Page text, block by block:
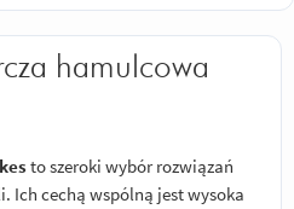
hamulcowa
to szeroki wybór rozwiązań
Ich cechą wspólną jest wysoka